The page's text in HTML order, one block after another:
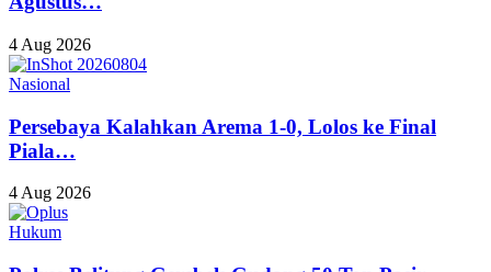
4 Aug 2026
Nasional
Persebaya Kalahkan Arema 1-0, Lolos ke Final
Piala…
4 Aug 2026
Hukum